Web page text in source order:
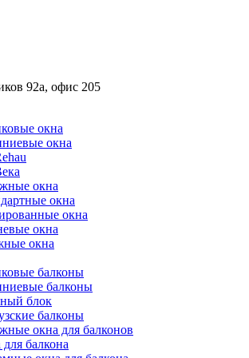
92а, офис 205
окна
окна
окна
окна
окна
окна
окна
балконы
балконы
блок
балконы
окна для балконов
балкона